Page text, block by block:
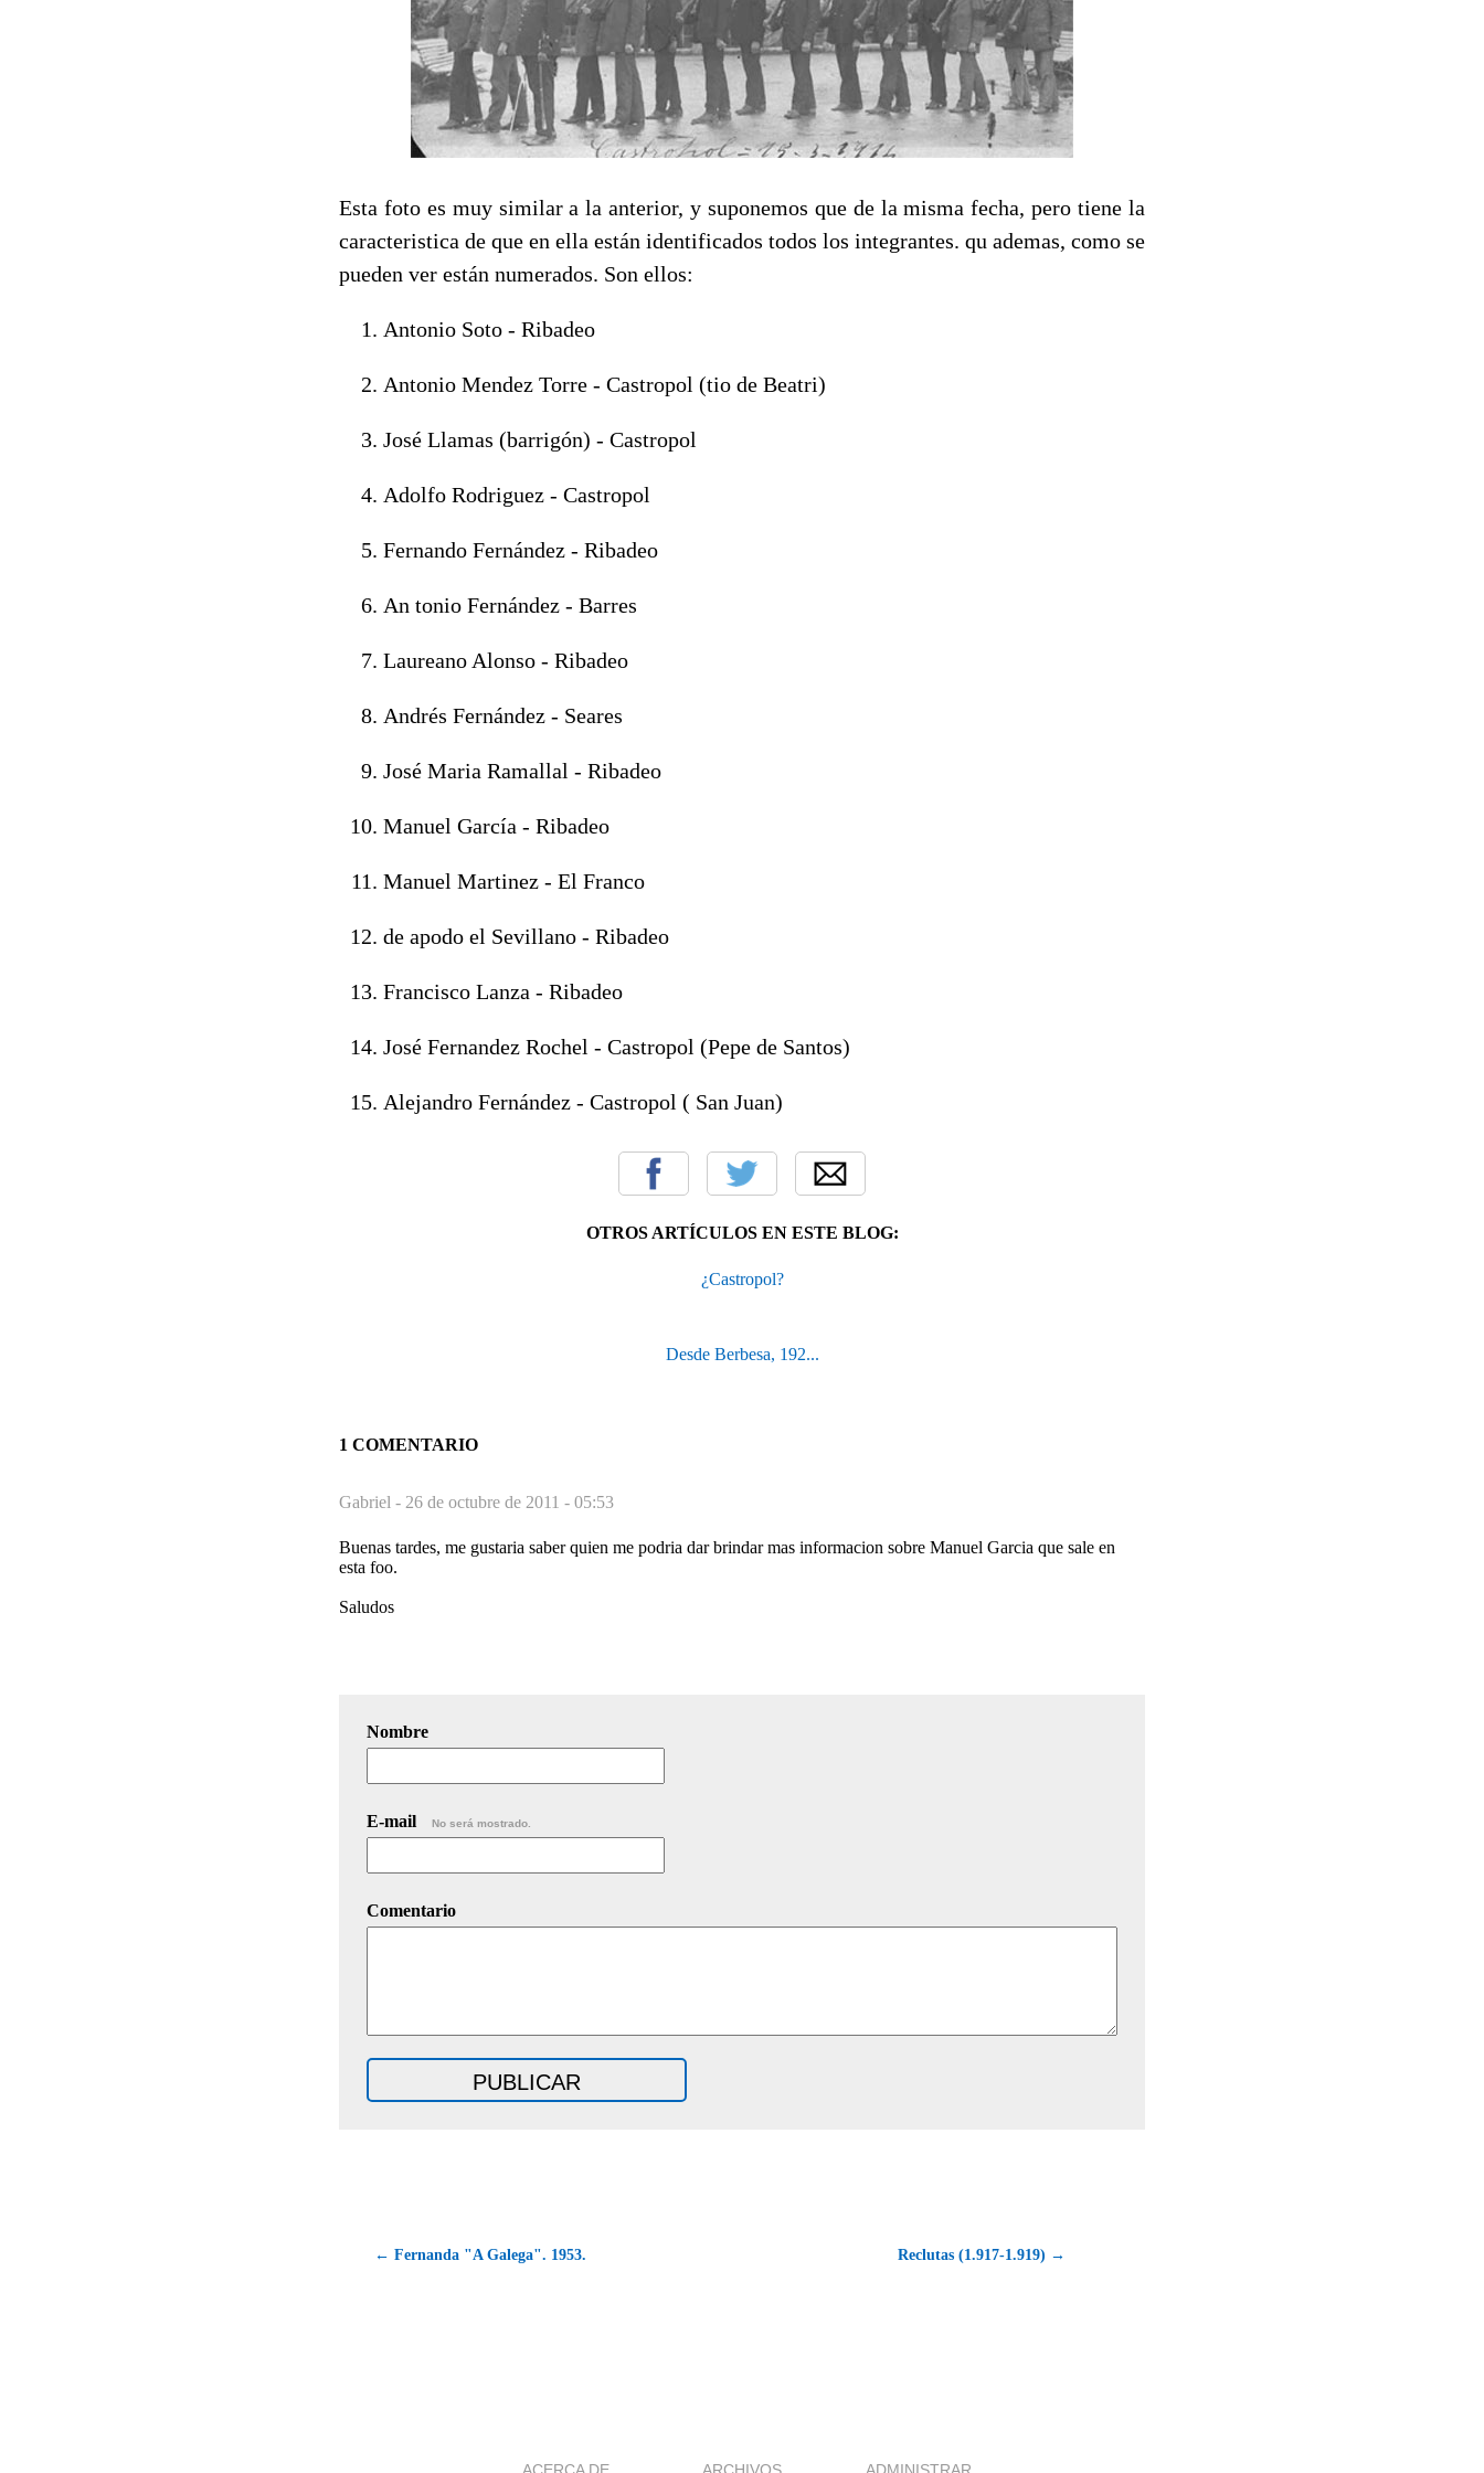
Esta foto es muy similar a la anterior, y suponemos que de la misma fecha, pero tiene la
caracteristica de que en ella están identificados todos los integrantes. qu ademas, como se
pueden ver están numerados. Son ellos:
Antonio Soto - Ribadeo
Antonio Mendez Torre - Castropol (tio de Beatri)
José Llamas (barrigón) - Castropol
Adolfo Rodriguez - Castropol
Fernando Fernández - Ribadeo
An tonio Fernández - Barres
Laureano Alonso - Ribadeo
Andrés Fernández - Seares
José Maria Ramallal - Ribadeo
Manuel García - Ribadeo
Manuel Martinez - El Franco
de apodo el Sevillano - Ribadeo
Francisco Lanza - Ribadeo
José Fernandez Rochel - Castropol (Pepe de Santos)
Alejandro Fernández - Castropol ( San Juan)
OTROS ARTÍCULOS EN ESTE BLOG:
¿Castropol?
Desde Berbesa, 192...
1 COMENTARIO
Gabriel - 26 de octubre de 2011 - 05:53
Buenas tardes, me gustaria saber quien me podria dar brindar mas informacion sobre Manuel Garcia que sale en
esta foo.
Saludos
Nombre
E-mail No será mostrado.
Comentario
← Fernanda "A Galega". 1953. Reclutas (1.917-1.919) →
ACERCA DE ARCHIVOS ADMINISTRAR